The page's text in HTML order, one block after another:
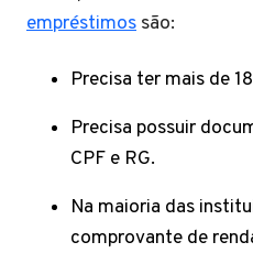
empréstimos são:
Precisa ter mais de
Precisa possuir
CPF e RG.
Na maioria das
comprovante de